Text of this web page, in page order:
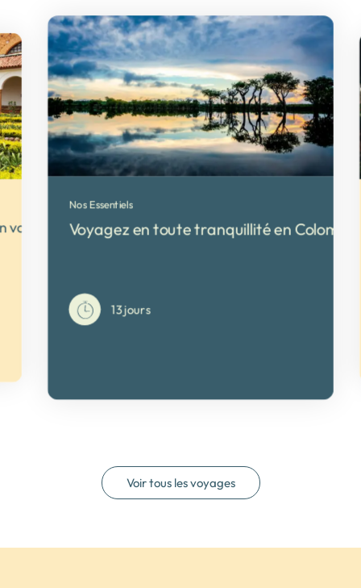
voyage adapté aux personnes malvoyantes et non
Nos Essentiels
Voyagez en toute tranquillité en
13 jours
Voir tous les voyages